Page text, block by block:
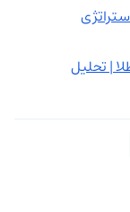
طلا ۸ دی | استراتژی
| تحلیل